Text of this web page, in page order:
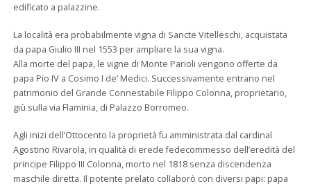
edificato a palazzine.
La località era probabilmente vigna di Sancte Vitelleschi, acquistata
da papa Giulio III nel 1553 per ampliare la sua vigna.
Alla morte del papa, le vigne di Monte Parioli vengono offerte da
papa Pio IV a Cosimo I de’ Medici. Successivamente entrano nel
patrimonio del Grande Connestabile Filippo Colonna, proprietario,
giù sulla via Flaminia, di Palazzo Borromeo.
Agli inizi dell’Ottocento la proprietà fu amministrata dal cardinal
Agostino Rivarola, in qualità di erede fedecommesso dell’eredità del
principe Filippo III Colonna, morto nel 1818 senza discendenza
maschile diretta. Il potente prelato collaborò con diversi papi: papa